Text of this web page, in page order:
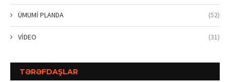
ÜMUMİ PLANDA (52)
VİDEO (31)
TƏRƏFDAŞLAR